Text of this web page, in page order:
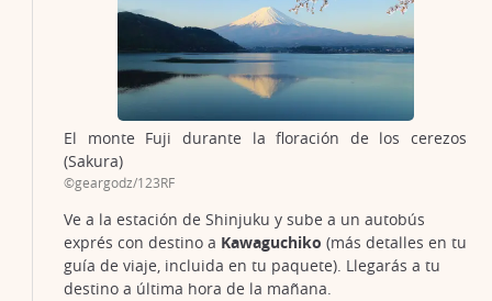
El monte Fuji durante la floración de los cerezos
(Sakura)
©geargodz/123RF
Ve a la estación de Shinjuku y sube a un autobús
exprés con destino a Kawaguchiko (más detalles en tu
guía de viaje, incluida en tu paquete). Llegarás a tu
destino a última hora de la mañana.